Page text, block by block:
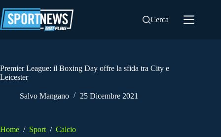
al
contenuto
Cerca
Premier League: il Boxing Day offre la sfida tra City e
Leicester
Salvo Mangano 25 Dicembre 2021
Home / Sport / Calcio